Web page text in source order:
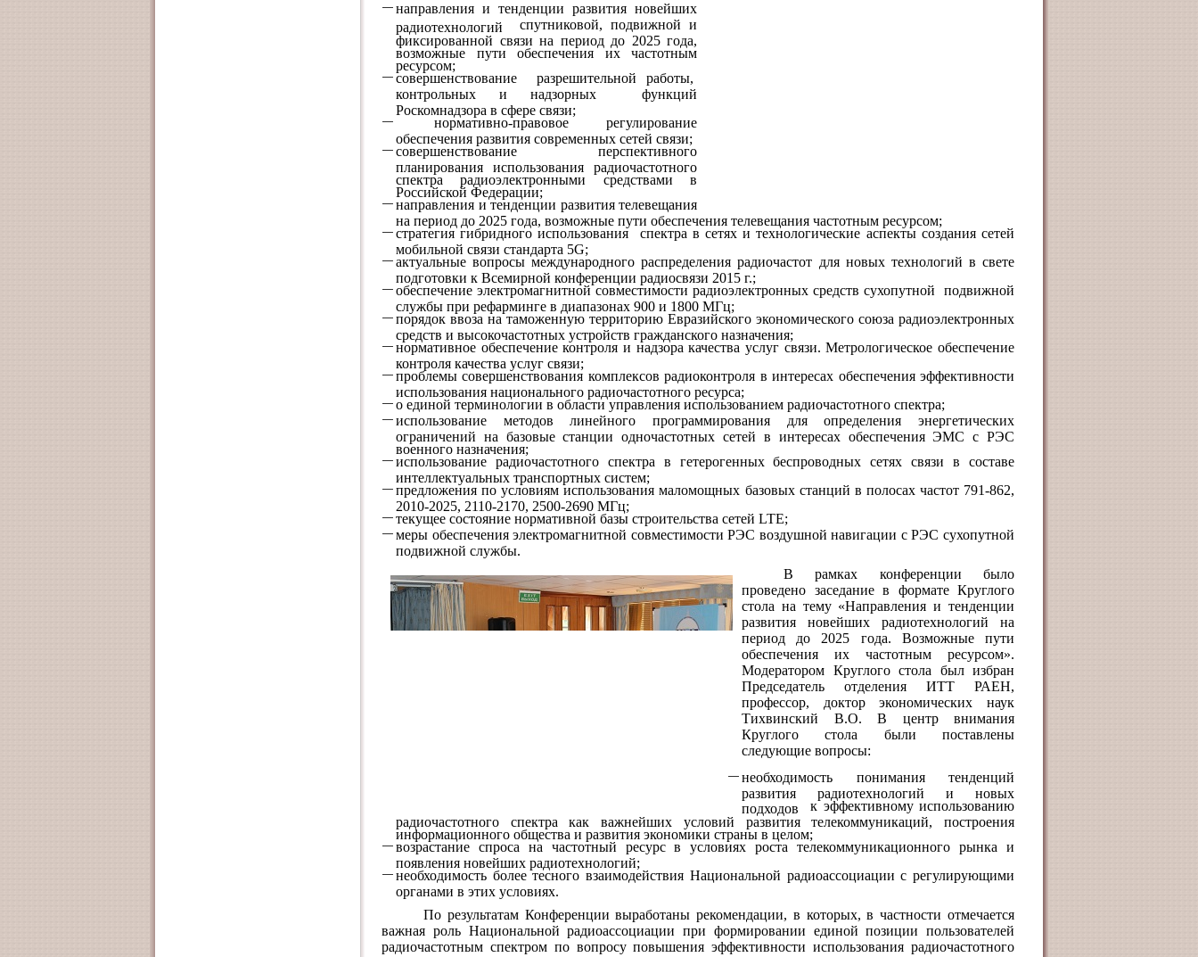
направления и тенденции развития новейших
радиотехнологий спутниковой, подвижной и
фиксированной связи на период до 2025 года,
возможные пути обеспечения их частотным
ресурсом;
совершенствование
разрешительной работы,
контрольных и надзорных
функций
Роскомнадзора в сфере связи;
нормативно-правовое регулирование
обеспечения развития современных сетей связи;
совершенствование перспективного
планирования использования радиочастотного
спектра радиоэлектронными средствами в
Российской Федерации;
направления и тенденции развития телевещания
на период до 2025 года, возможные пути обеспечения телевещания частотным ресурсом;
стратегия гибридного использования спектра в сетях и технологические аспекты создания сетей
мобильной связи стандарта 5G;
актуальные вопросы международного распределения радиочастот для новых технологий в свете
подготовки к Всемирной конференции радиосвязи 2015 г.;
обеспечение электромагнитной совместимости радиоэлектронных средств сухопутной подвижной
службы при рефарминге в диапазонах 900 и 1800 МГц;
порядок ввоза на таможенную территорию Евразийского экономического союза радиоэлектронных
средств и высокочастотных устройств гражданского назначения;
нормативное обеспечение контроля и надзора качества услуг связи. Метрологическое обеспечение
контроля качества услуг связи;
проблемы совершенствования комплексов радиоконтроля в интересах обеспечения эффективности
использования национального радиочастотного ресурса;
о единой терминологии в области управления использованием радиочастотного спектра;
использование методов линейного программирования для определения энергетических
ограничений на базовые станции одночастотных сетей в интересах обеспечения ЭМС с РЭС
военного назначения;
использование радиочастотного спектра в гетерогенных беспроводных сетях связи в составе
интеллектуальных транспортных систем;
предложения по условиям использования маломощных базовых станций в полосах частот 791-862,
2010-2025, 2110-2170, 2500-2690 МГц;
текущее состояние нормативной базы строительства сетей LTE;
меры обеспечения электромагнитной совместимости РЭС воздушной навигации с РЭС сухопутной
подвижной службы.
В рамках конференции было
проведено заседание в формате Круглого
стола на тему «Направления и тенденции
развития новейших радиотехнологий на
период до 2025 года. Возможные пути
обеспечения их частотным ресурсом».
Модератором Круглого стола был избран
Председатель отделения ИТТ РАЕН,
профессор, доктор экономических наук
Тихвинский В.О. В центр внимания
Круглого стола были поставлены
следующие вопросы:
необходимость понимания тенденций
развития радиотехнологий и новых
подходов
к эффективному использованию
радиочастотного спектра как важнейших условий развития телекоммуникаций, построения
информационного общества и развития экономики страны в целом;
возрастание спроса на частотный ресурс в условиях роста телекоммуникационного рынка и
появления новейших радиотехнологий;
необходимость более тесного взаимодействия Национальной радиоассоциации с регулирующими
органами в этих условиях.
По результатам Конференции выработаны рекомендации, в которых, в частности отмечается
важная роль Национальной радиоассоциации при формировании единой позиции пользователей
радиочастотным спектром по вопросу повышения эффективности использования радиочастотного